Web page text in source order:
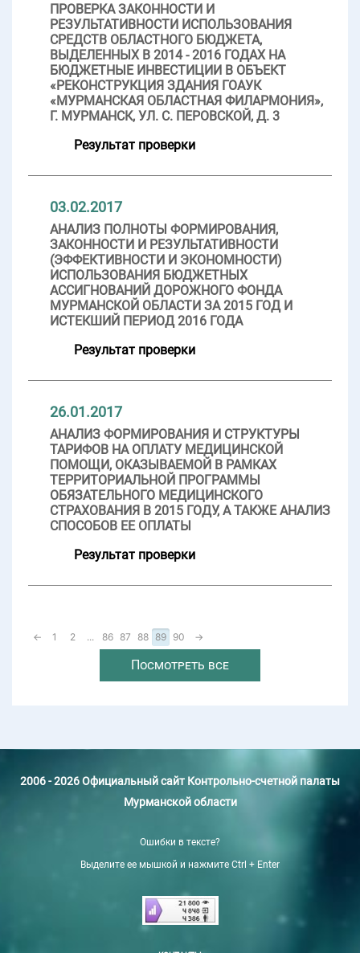
ПРОВЕРКА ЗАКОННОСТИ И
РЕЗУЛЬТАТИВНОСТИ ИСПОЛЬЗОВАНИЯ
СРЕДСТВ ОБЛАСТНОГО БЮДЖЕТА,
ВЫДЕЛЕННЫХ В 2014 - 2016 ГОДАХ НА
БЮДЖЕТНЫЕ ИНВЕСТИЦИИ В ОБЪЕКТ
«РЕКОНСТРУКЦИЯ ЗДАНИЯ ГОАУК
«МУРМАНСКАЯ ОБЛАСТНАЯ ФИЛАРМОНИЯ»,
Г. МУРМАНСК, УЛ. С. ПЕРОВСКОЙ, Д. 3
Результат проверки
03.02.2017
АНАЛИЗ ПОЛНОТЫ ФОРМИРОВАНИЯ,
ЗАКОННОСТИ И РЕЗУЛЬТАТИВНОСТИ
(ЭФФЕКТИВНОСТИ И ЭКОНОМНОСТИ)
ИСПОЛЬЗОВАНИЯ БЮДЖЕТНЫХ
АССИГНОВАНИЙ ДОРОЖНОГО ФОНДА
МУРМАНСКОЙ ОБЛАСТИ ЗА 2015 ГОД И
ИСТЕКШИЙ ПЕРИОД 2016 ГОДА
Результат проверки
26.01.2017
АНАЛИЗ ФОРМИРОВАНИЯ И СТРУКТУРЫ
ТАРИФОВ НА ОПЛАТУ МЕДИЦИНСКОЙ
ПОМОЩИ, ОКАЗЫВАЕМОЙ В РАМКАХ
ТЕРРИТОРИАЛЬНОЙ ПРОГРАММЫ
ОБЯЗАТЕЛЬНОГО МЕДИЦИНСКОГО
СТРАХОВАНИЯ В 2015 ГОДУ, А ТАКЖЕ АНАЛИЗ
СПОСОБОВ ЕЕ ОПЛАТЫ
Результат проверки
← 1 2 ... 86 87 88 89 90 →
Посмотреть все
2006 - 2026 Официальный сайт Контрольно-счетной палаты
Мурманской области
Ошибки в тексте?
Выделите ее мышкой и нажмите Ctrl + Enter